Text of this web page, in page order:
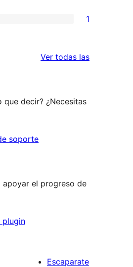
1
Ver todas las
que decir? ¿Necesitas
soporte
apoyar el progreso de
plugin
Escaparate